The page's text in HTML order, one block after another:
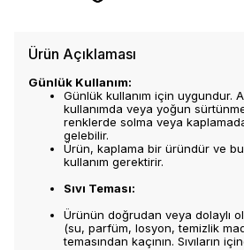
Ürün Açıklaması
Günlük Kullanım:
Günlük kullanım için uygundur.
kullanımda veya yoğun
renklerde solma veya
gelebilir.
Ürün, kaplama bir üründür ve
kullanım gerektirir.
Sıvı Teması:
Ürünün doğrudan veya dolaylı
(su, parfüm, losyon, temizlik
temasından kaçının. Sıvıların